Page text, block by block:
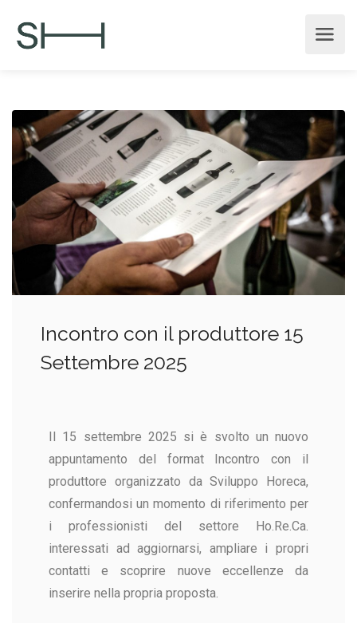
Incontro con il produttore 15
Settembre 2025
Il 15 settembre 2025 si è svolto un nuovo
appuntamento del format Incontro con il
produttore organizzato da Sviluppo Horeca,
confermandosi un momento di riferimento per
i professionisti del settore Ho.Re.Ca.
interessati ad aggiornarsi, ampliare i propri
contatti e scoprire nuove eccellenze da
inserire nella propria proposta.